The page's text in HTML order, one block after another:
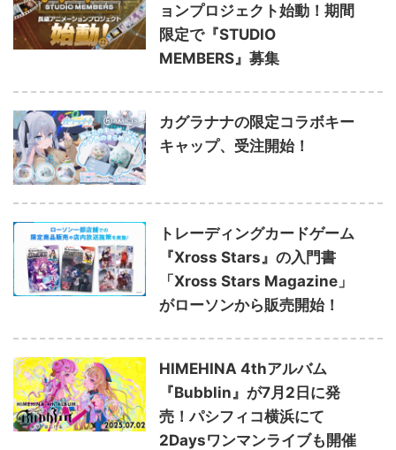
ョンプロジェクト始動！期間
限定で『STUDIO
MEMBERS』募集
カグラナナの限定コラボキー
キャップ、受注開始！
トレーディングカードゲーム
『Xross Stars』の入門書
「Xross Stars Magazine」
がローソンから販売開始！
HIMEHINA 4thアルバム
『Bubblin』が7月2日に発
売！パシフィコ横浜にて
2Daysワンマンライブも開催